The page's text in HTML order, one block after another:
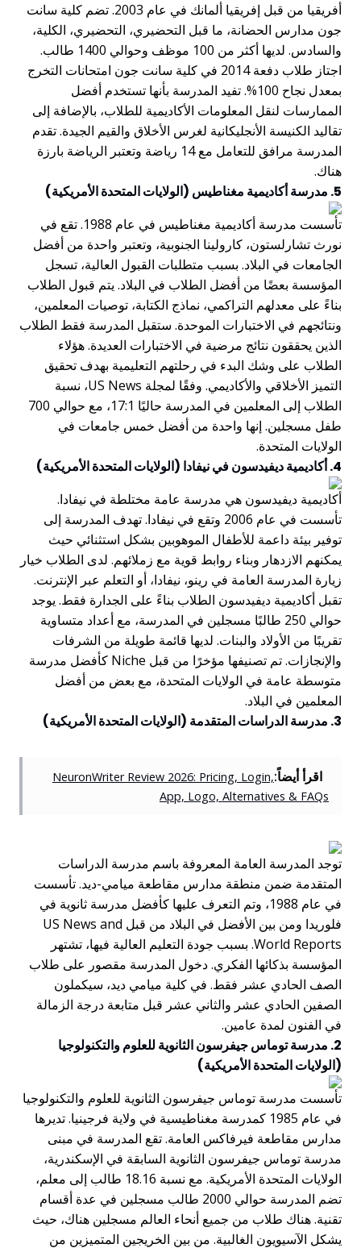
أفريقيا من قبل إفريقيا ألمانك في عام 2003. تضم كلية سانت
جون مدارس الحضانة، ما قبل التحضيري، التحضيري، الكلية،
والسادس. لديها أكثر من 100 موظف وحوالي 1400 طالب.
اجتاز طلاب دفعة 2014 في كلية سانت جون امتحانات التخرج
بمعدل نجاح 100%. تفيد المدرسة بأنها تستخدم أفضل
الممارسات لنقل المعلومات الأكاديمية للطلاب، بالإضافة إلى
تقاليد الكنيسة الأنجليكانية لغرس الأخلاق والقيم الجيدة. تقدم
المدرسة مرافق للتعامل مع 14 رياضة وتعتبر الرياضة بارزة
هناك.
5. مدرسة أكاديمية مغناطيس (الولايات المتحدة الأمريكية)
تأسست مدرسة أكاديمية مغناطيس في عام 1988. تقع في
نورث تشارلستون، كارولينا الجنوبية، وتعتبر واحدة من أفضل
الجامعات في البلاد. بسبب متطلبات القبول العالية، تسجل
المؤسسة بعضًا من أفضل الطلاب في البلاد. يتم قبول الطلاب
بناءً على معدلهم التراكمي، نماذج الكتابة، توصيات المعلمين،
ونتائجهم في الاختبارات الموحدة. ستقبل المدرسة فقط الطلاب
الذين يحققون نتائج مرضية في الاختبارات العديدة. هؤلاء
الطلاب على وشك البدء في رحلتهم التعليمية بهدف تحقيق
التميز الأخلاقي والأكاديمي. وفقًا لمجلة US News، نسبة
الطلاب إلى المعلمين في المدرسة حاليًا 17:1، مع حوالي 700
طفل مسجلين. إنها واحدة من أفضل خمس جامعات في
الولايات المتحدة.
4. أكاديمية ديفيدسون في نيفادا (الولايات المتحدة الأمريكية)
أكاديمية ديفيدسون هي مدرسة عامة مختلطة في نيفادا.
تأسست في عام 2006 وتقع في نيفادا. تهدف المدرسة إلى
توفير بيئة داعمة للأطفال الموهوبين بشكل استثنائي حيث
يمكنهم الازدهار وبناء روابط قوية مع زملائهم. لدى الطلاب خيار
زيارة المدرسة العامة في رينو، نيفادا، أو التعلم عبر الإنترنت.
تقبل أكاديمية ديفيدسون الطلاب بناءً على الجدارة فقط. يوجد
حوالي 250 طالبًا مسجلين في المدرسة، مع أعداد متساوية
تقريبًا من الأولاد والبنات. لديها قائمة طويلة من الشرفات
والإنجازات. تم تصنيفها مؤخرًا من قبل Niche كأفضل مدرسة
متوسطة عامة في الولايات المتحدة، مع بعض من أفضل
المعلمين في البلاد.
3. مدرسة الدراسات المتقدمة (الولايات المتحدة الأمريكية)
اقرأ أيضاً:NeuronWriter Review 2026: Pricing, Login,
App, Logo, Alternatives & FAQs
توجد المدرسة العامة المعروفة باسم مدرسة الدراسات
المتقدمة ضمن منطقة مدارس مقاطعة ميامي-ديد. تأسست
في عام 1988، وتم التعرف عليها كأفضل مدرسة ثانوية في
فلوريدا ومن بين الأفضل في البلاد من قبل US News and
World Reports. بسبب جودة التعليم العالية فيها، تشتهر
المؤسسة بذكائها الفكري. دخول المدرسة مقصور على طلاب
الصف الحادي عشر فقط. في كلية ميامي ديد، سيكملون
الصفين الحادي عشر والثاني عشر قبل متابعة درجة الزمالة
في الفنون لمدة عامين.
2. مدرسة توماس جيفرسون الثانوية للعلوم والتكنولوجيا
(الولايات المتحدة الأمريكية)
تأسست مدرسة توماس جيفرسون الثانوية للعلوم والتكنولوجيا
في عام 1985 كمدرسة مغناطيسية في ولاية فرجينيا. تديرها
مدارس مقاطعة فيرفاكس العامة. تقع المدرسة في مبنى
مدرسة توماس جيفرسون الثانوية السابقة في الإسكندرية،
الولايات المتحدة الأمريكية. مع نسبة 18.16 طالب إلى معلم،
تضم المدرسة حوالي 2000 طالب مسجلين في عدة أقسام
تقنية. هناك طلاب من جميع أنحاء العالم مسجلين هناك، حيث
يشكل الآسيويون الغالبية. من بين الخريجين المتميزين من